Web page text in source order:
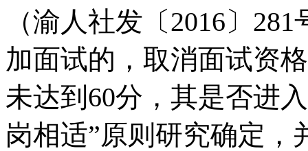
（渝人社发〔2016〕
加面试的，取消面试资
未达到60分，其是否进
岗相适”原则研究确定